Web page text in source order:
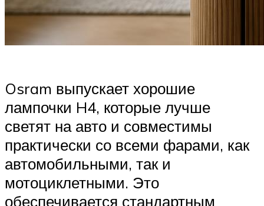
Osram выпускает хорошие
лампочки H4, которые лучше
светят на авто и совместимы
практически со всеми фарами, как
автомобильными, так и
мотоциклетными. Это
обеспечивается стандартным